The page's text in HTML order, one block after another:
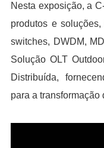
Nesta exposição, a
produtos e
switches, DWDM,
Solução OLT
Distribuída,
para a transformação